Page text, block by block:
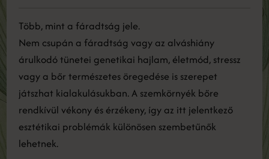
Több, mint a fáradtság jele.
Nem csupán a fáradtság vagy az alváshiány
árulkodó tünetei genetikai hajlam, életmód, stressz
vagy a bőr természetes öregedése is szerepet
játszhat kialakulásukban. A szemkörnyék bőre
rendkívül vékony és érzékeny, így az itt jelentkező
esztétikai problémák különösen szembetűnők
lehetnek.